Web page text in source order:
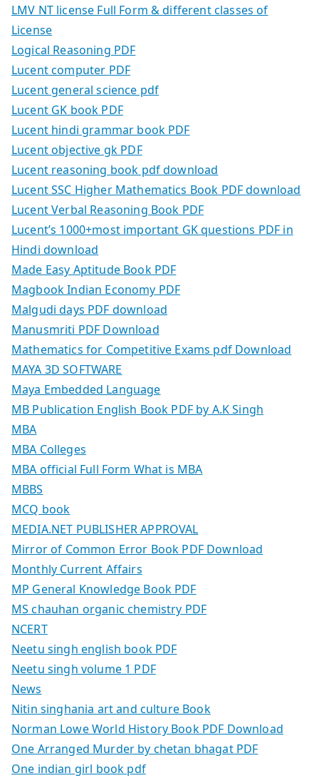
LMV NT license Full Form & different classes of
License
Logical Reasoning PDF
Lucent computer PDF
Lucent general science pdf
Lucent GK book PDF
Lucent hindi grammar book PDF
Lucent objective gk PDF
Lucent reasoning book pdf download
Lucent SSC Higher Mathematics Book PDF download
Lucent Verbal Reasoning Book PDF
Lucent’s 1000+most important GK questions PDF in
Hindi download
Made Easy Aptitude Book PDF
Magbook Indian Economy PDF
Malgudi days PDF download
Manusmriti PDF Download
Mathematics for Competitive Exams pdf Download
MAYA 3D SOFTWARE
Maya Embedded Language
MB Publication English Book PDF by A.K Singh
MBA
MBA Colleges
MBA official Full Form What is MBA
MBBS
MCQ book
MEDIA.NET PUBLISHER APPROVAL
Mirror of Common Error Book PDF Download
Monthly Current Affairs
MP General Knowledge Book PDF
MS chauhan organic chemistry PDF
NCERT
Neetu singh english book PDF
Neetu singh volume 1 PDF
News
Nitin singhania art and culture Book
Norman Lowe World History Book PDF Download
One Arranged Murder by chetan bhagat PDF
One indian girl book pdf